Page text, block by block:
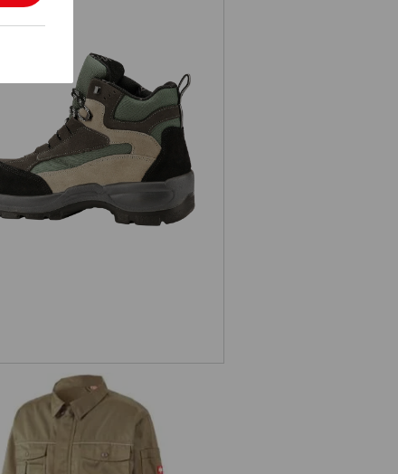
S3 Bezpečnostní obuv Rhön